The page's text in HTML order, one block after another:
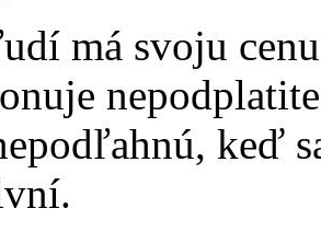
má svoju
keď